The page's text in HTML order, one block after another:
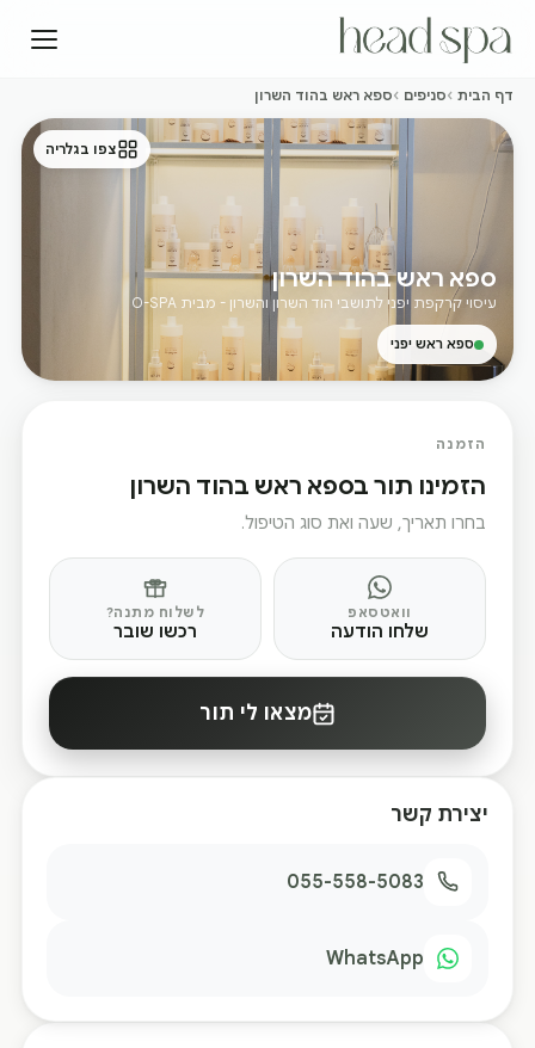
דף הבית סניפים ספא ראש בהוד השרון
ספא ראש בהוד השרון
עיסוי קרקפת יפני לתושבי הוד השרון והשרון - מבית O-SPA
ספא ראש יפני
צפו בגלריה
הזמנה
הזמינו תור בספא ראש בהוד השרון
בחרו תאריך, שעה ואת סוג הטיפול.
וואטסאפ
שלחו הודעה
לשלוח מתנה?
רכשו שובר
מצאו לי תור
יצירת קשר
055-558-5083
WhatsApp